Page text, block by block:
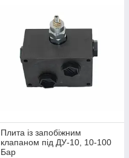
Плита із запобіжним
клапаном під ДУ-10, 10-100
Бар